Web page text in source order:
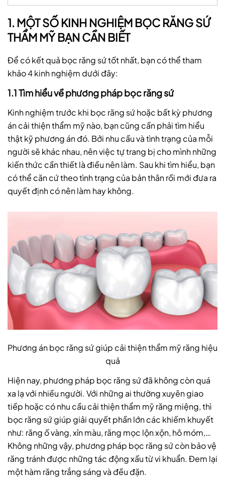
1. MỘT SỐ KINH NGHIỆM BỌC RĂNG SỨ
THẨM MỸ BẠN CẦN BIẾT
Để có kết quả bọc răng sứ tốt nhất, bạn có thể tham
khảo 4 kinh nghiệm dưới đây:
1.1 Tìm hiểu về phương pháp bọc răng sứ
Kinh nghiệm trước khi bọc răng sứ hoặc bất kỳ phương
án cải thiện thẩm mỹ nào, bạn cũng cần phải tìm hiểu
thật kỹ phương án đó. Bởi nhu cầu và tình trạng của mỗi
người sẽ khác nhau, nên việc tự trang bị cho mình những
kiến thức cần thiết là điều nên làm. Sau khi tìm hiểu, bạn
có thể căn cứ theo tình trạng của bản thân rồi mới đưa ra
quyết định có nên làm hay không.
Phương án bọc răng sứ giúp cải thiện thẩm mỹ răng hiệu
quả
Hiện nay, phương pháp bọc răng sứ đã không còn quá
xa lạ với nhiều người. Với những ai thường xuyên giao
tiếp hoặc có nhu cầu cải thiện thẩm mỹ răng miệng, thì
bọc răng sứ giúp giải quyết phần lớn các khiếm khuyết
như: răng ố vàng, xỉn màu, răng mọc lộn xộn, hô móm,…
Không những vậy, phương pháp bọc răng sứ còn bảo vệ
răng tránh được những tác động xấu từ vi khuẩn. Đem lại
một hàm răng trắng sáng và đều đặn.